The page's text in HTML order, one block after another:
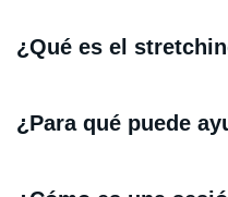
¿Qué es el
¿Para qué puede